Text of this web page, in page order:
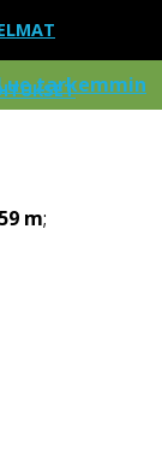
tarkemmin
m;